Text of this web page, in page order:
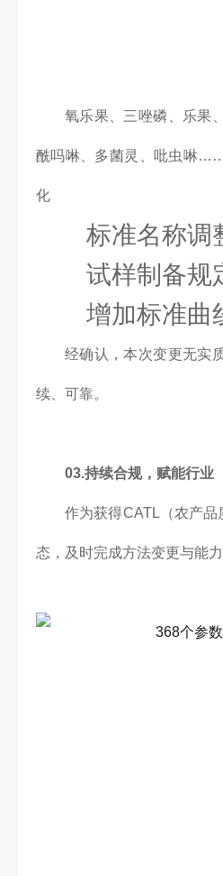
氧乐果、三唑磷、乐果
酰吗啉、多菌灵、吡虫啉
化
标准名称调
试样制备规
增加标准曲
经确认，本次变更无实
续、可靠。
03.持续合规，赋能行业
作为获得CATL（农产
态，及时完成方法变更与能力